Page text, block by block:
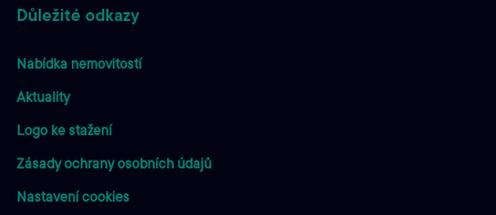
Důležité odkazy
Nabídka nemovitostí
Aktuality
Logo ke stažení
Zásady ochrany osobních údajů
Nastavení cookies